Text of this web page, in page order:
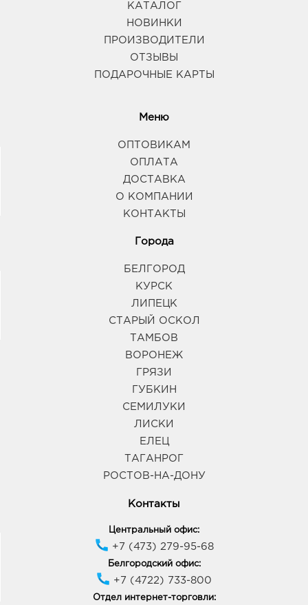
КАТАЛОГ
НОВИНКИ
ПРОИЗВОДИТЕЛИ
ОТЗЫВЫ
ПОДАРОЧНЫЕ КАРТЫ
Меню
ОПТОВИКАМ
ОПЛАТА
ДОСТАВКА
О КОМПАНИИ
КОНТАКТЫ
Города
БЕЛГОРОД
КУРСК
ЛИПЕЦК
СТАРЫЙ ОСКОЛ
ТАМБОВ
ВОРОНЕЖ
ГРЯЗИ
ГУБКИН
СЕМИЛУКИ
ЛИСКИ
ЕЛЕЦ
ТАГАНРОГ
РОСТОВ-НА-ДОНУ
Контакты
Центральный офис:
+7 (473) 279-95-68
Белгородский офис:
+7 (4722) 733-800
Отдел интернет-торговли: